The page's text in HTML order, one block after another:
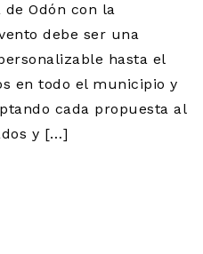
de Odón con la
debe ser una
hasta el
en todo el municipio y
cada propuesta al
y […]